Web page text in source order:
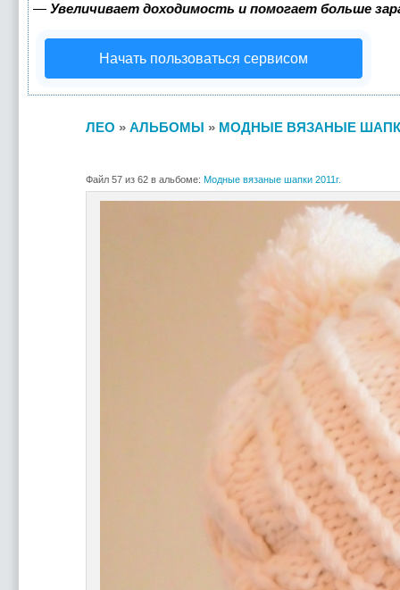
— Увеличивает доходимость и помогает больше
Начать пользоваться сервисом
ЛЕО » АЛЬБОМЫ » МОДНЫЕ ВЯЗАНЫЕ ШАПКИ
Файл 57 из 62 в альбоме: Модные вязаные шапки 2011г.